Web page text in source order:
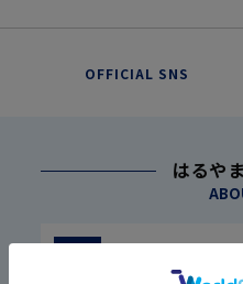
OFFICIAL SNS
はるや
こだわり
幅広い仕入れ体
高品質・低価格